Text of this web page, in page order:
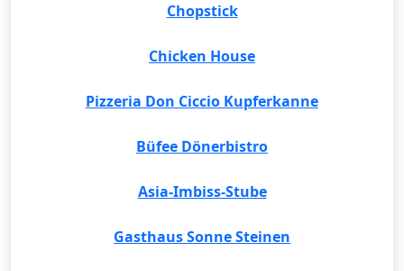
Chopstick
Chicken House
Pizzeria Don Ciccio Kupferkanne
Büfee Dönerbistro
Asia-Imbiss-Stube
Gasthaus Sonne Steinen